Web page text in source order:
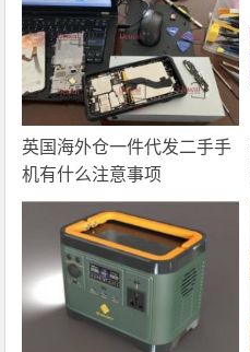
英国海外仓一件代发二手手
机有什么注意事项